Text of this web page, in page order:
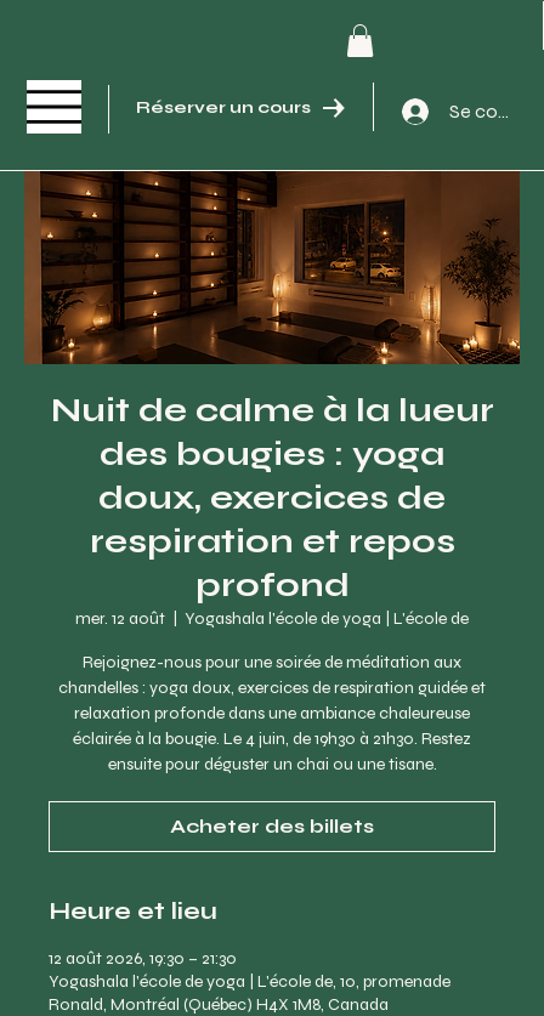
Réserver un cours Se
Nuit de calme à la lueur
des bougies : yoga
doux, exercices de
respiration et repos
profond
mer. 12 août Yogashala l'école de yoga | L'école de
Rejoignez-nous pour une soirée de méditation aux
chandelles : yoga doux, exercices de respiration guidée et
relaxation profonde dans une ambiance chaleureuse
éclairée à la bougie. Le 4 juin, de 19h30 à 21h30. Restez
ensuite pour déguster un chai ou une tisane.
Acheter des billets
Heure et lieu
12 août 2026, 19:30 – 21:30
Yogashala l'école de yoga | L'école de, 10, promenade
Ronald, Montréal (Québec) H4X 1M8, Canada